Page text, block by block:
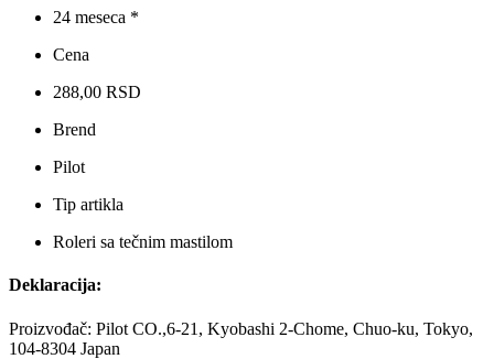
24 meseca *
Cena
288,00 RSD
Brend
Pilot
Tip artikla
Roleri sa tečnim mastilom
Deklaracija:
Proizvođač: Pilot CO.,6-21, Kyobashi 2-Chome, Chuo-ku, Tokyo,
104-8304 Japan